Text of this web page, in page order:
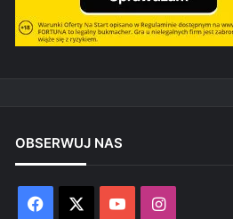
OBSERWUJ NAS
Facebook YouTubeInstagram